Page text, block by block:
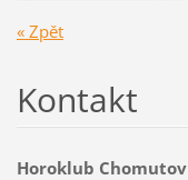
« Zpět
Kontakt
Horoklub Chomutov